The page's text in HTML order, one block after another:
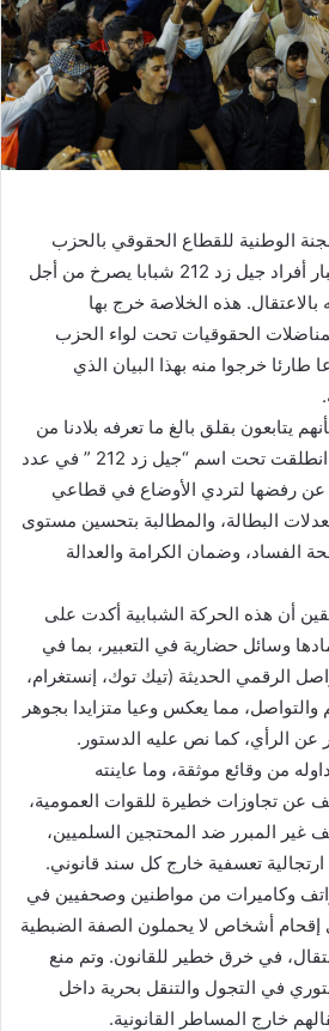
الوطنية للقطاع الحقوقي بالحزب
الاشتراكي الموحد، تم اعتبار أفراد جيل زد 212 شبابا يصرخ من أجل
بالاعتقال. هذه الخلاصة خرج بها
الحقوقيات تحت لواء الحزب
طارئا خرجوا منه بهذا البيان الذي
يتابعون بقلق بالغ ما تعرفه بلادنا من
احتجاجات شبابية سلمية، انطلقت تحت اسم “جيل زد 212 ” في عدد
عن رفضها لتردي الأوضاع في قطاعي
البطالة، والمطالبة بتحسين مستوى
الفساد، وضمان الكرامة والعدالة
أن هذه الحركة الشبابية أكدت على
وسائل حضارية في التعبير، بما في
الرقمي الحديثة (تيك توك، إنستغرام،
مما يعكس وعيا متزايدا بجوهر
عن الرأي، كما نص عليه الدستور.
من وقائع موثقة، وما عاينته
عن تجاوزات خطيرة للقوات العمومية،
المبرر ضد المحتجين السلميين،
ارتجالية تعسفية خارج كل سند قانوني.
وكاميرات من مواطنين وصحفيين في
أشخاص لا يحملون الصفة الضبطية
في خرق خطير للقانون. وتم منع
في التجول والتنقل بحرية داخل
خارج المساطر القانونية.